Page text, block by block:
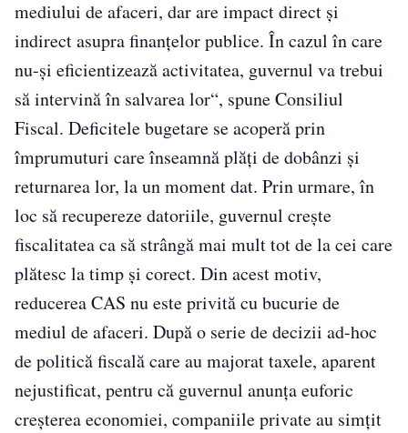
mediului de afaceri, dar are impact direct şi
indirect asupra finanţelor publice. În cazul în care
nu-şi eficientizează activitatea, guvernul va trebui
să intervină în salvarea lor“, spune Consiliul
Fiscal. Deficitele bugetare se acoperă prin
împrumuturi care înseamnă plăţi de dobânzi şi
returnarea lor, la un moment dat. Prin urmare, în
loc să recupereze datoriile, guvernul creşte
fiscalitatea ca să strângă mai mult tot de la cei care
plătesc la timp şi corect. Din acest motiv,
reducerea CAS nu este privită cu bucurie de
mediul de afaceri. După o serie de decizii ad-hoc
de politică fiscală care au majorat taxele, aparent
nejustificat, pentru că guvernul anunţa euforic
creşterea economiei, companiile private au simţit